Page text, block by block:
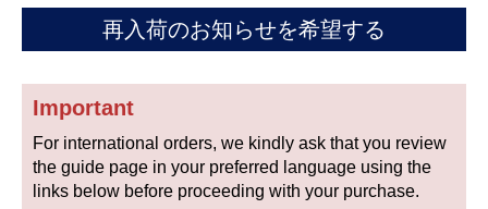
コンスタンタン
新品 未使用品
中古品 アンティーク品
再入荷のお知らせを希望する
Important
For international orders, we kindly ask that you review
the guide page in your preferred language using the
links below before proceeding with your purchase.